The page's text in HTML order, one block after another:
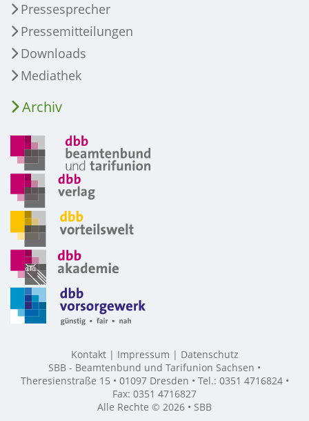
Pressesprecher
Pressemitteilungen
Downloads
Mediathek
Archiv
Kontakt Impressum
Datenschutz
SBB - Beamtenbund und Tarifunion Sachsen •
Theresienstraße 15 • 01097 Dresden • Tel.: 0351 4716824 •
Fax: 0351 4716827
Alle Rechte © 2026 • SBB